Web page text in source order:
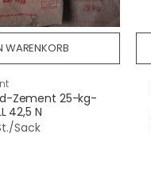
WARENKORB
Zement 25-kg-
42,5 N
Sack